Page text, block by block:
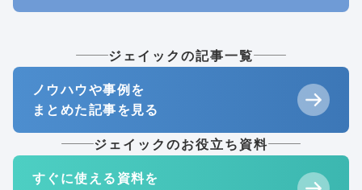
ジェイックの記事一覧
ノウハウや事例を
まとめた記事を見る
ジェイックのお役立ち資料
すぐに使える資料を